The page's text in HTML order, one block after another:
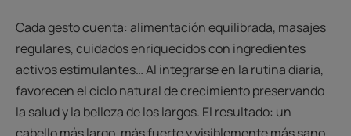
Cada gesto cuenta: alimentación equilibrada, masajes
regulares, cuidados enriquecidos con ingredientes
activos estimulantes… Al integrarse en la rutina diaria,
favorecen el ciclo natural de crecimiento preservando
la salud y la belleza de los largos. El resultado: un